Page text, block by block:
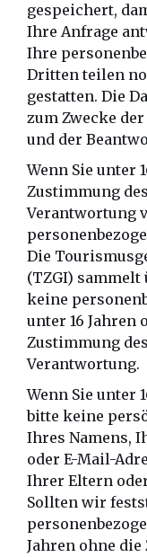
gespeichert,
Ihre Anfrage
Ihre
Dritten teilen
gestatten. Die
zum Zwecke
und der
Wenn Sie unter
Zustimmung
Verantwortung
Die
(TZGI) sammelt
keine
unter 16 Jahren
Zustimmung
Verantwortung.
Wenn Sie unter
bitte keine
Ihres Namens,
oder E-Mail-
Ihrer Eltern
Sollten wir
Jahren ohne